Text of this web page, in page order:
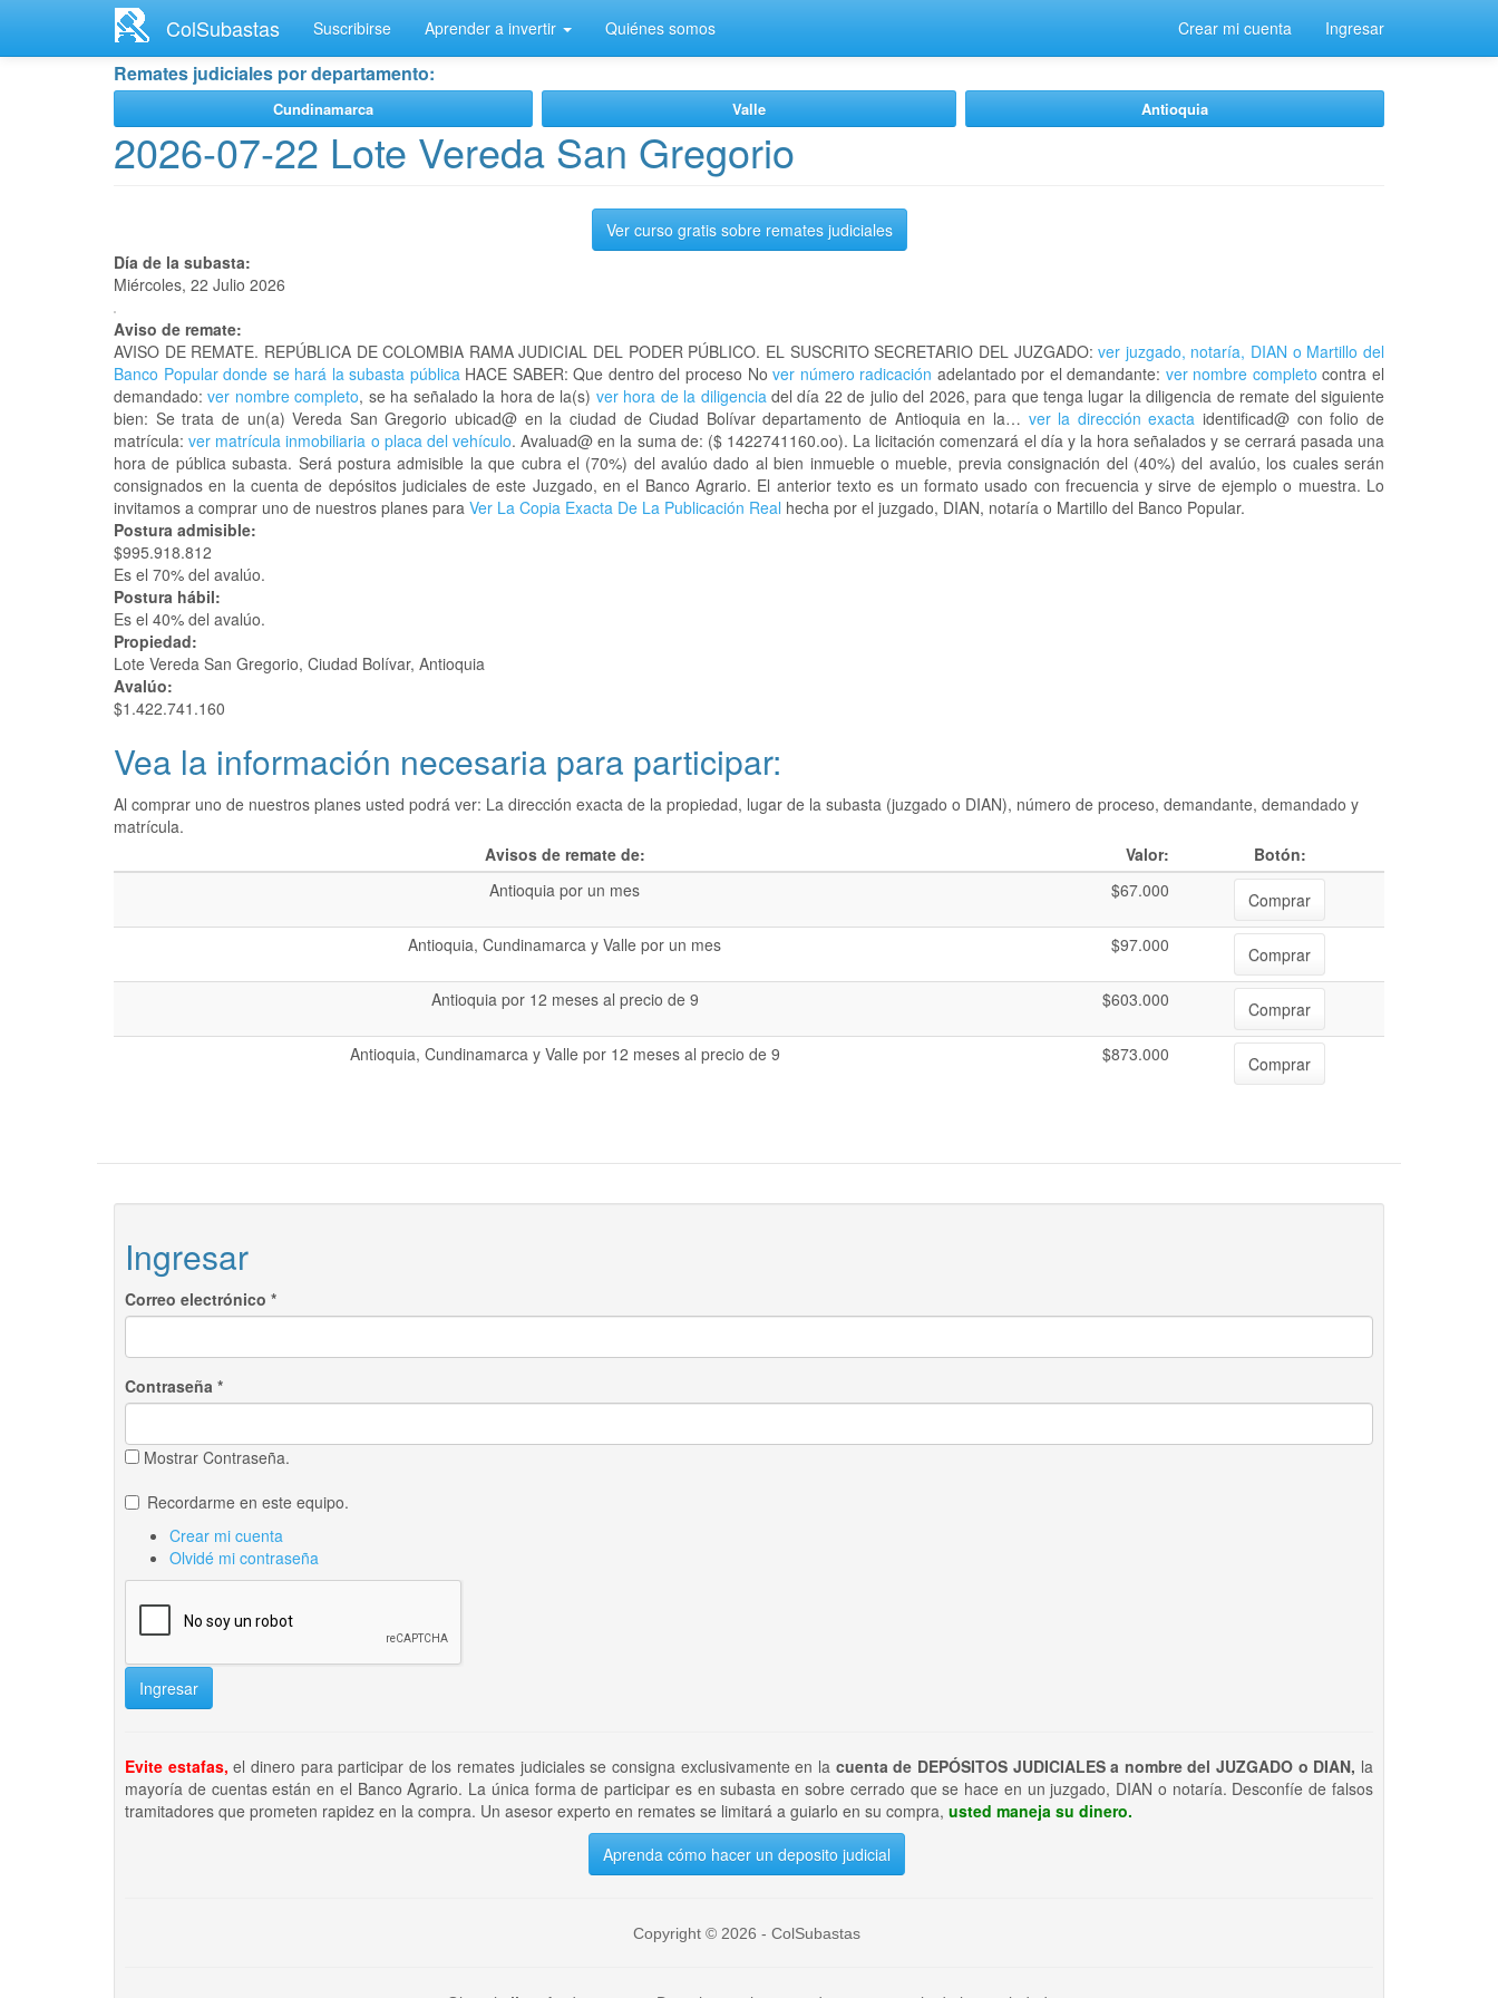
contenido
ColSubastas Suscribirse Aprender a invertir Quiénes somos Crear mi cuenta Ingresar
Remates judiciales por departamento:
Cundinamarca Valle Antioquia
2026-07-22 Lote Vereda San Gregorio
Ver curso gratis sobre remates judiciales
Día de la subasta:
Miércoles, 22 Julio 2026
Aviso de remate:
AVISO DE REMATE. REPÚBLICA DE COLOMBIA RAMA JUDICIAL DEL PODER PÚBLICO. EL SUSCRITO SECRETARIO DEL JUZGADO: ver juzgado, notaría, DIAN o Martillo del
Banco Popular donde se hará la subasta públicaHACE SABER: Que dentro del proceso Nover número radicación adelantado por el demandante: ver nombre completo contra el
demandado:ver nombre completo, se ha señalado la hora de la(s) ver hora de la diligenciadel día 22 de julio del 2026, para que tenga lugar la diligencia de remate del siguiente
bien: Se trata de un(a) Vereda San Gregorio ubicad@ en la ciudad de Ciudad Bolívar departamento de Antioquia en la… ver la dirección exacta identificad@ con folio de
matrícula:ver matrícula inmobiliaria o placa del vehículo. Avaluad@ en la suma de: ($ 1422741160.oo). La licitación comenzará el día y la hora señalados y se cerrará pasada una
hora de pública subasta. Será postura admisible la que cubra el (70%) del avalúo dado al bien inmueble o mueble, previa consignación del (40%) del avalúo, los cuales serán
consignados en la cuenta de depósitos judiciales de este Juzgado, en el Banco Agrario. El anterior texto es un formato usado con frecuencia y sirve de ejemplo o muestra. Lo
invitamos a comprar uno de nuestros planes para Ver La Copia Exacta De La Publicación Real hecha por el juzgado, DIAN, notaría o Martillo del Banco Popular.
Postura admisible:
$995.918.812
Es el 70% del avalúo.
Postura hábil:
Es el 40% del avalúo.
Propiedad:
Lote Vereda San Gregorio, Ciudad Bolívar, Antioquia
Avalúo:
$1.422.741.160
Vea la información necesaria para participar:
Al comprar uno de nuestros planes usted podrá ver: La dirección exacta de la propiedad, lugar de la subasta (juzgado o DIAN), número de proceso, demandante, demandado y
matrícula.
Avisos de remate de:
Valor:
Botón:
Antioquia por un mes
$67.000
Comprar
Antioquia, Cundinamarca y Valle por un mes
$97.000
Comprar
Antioquia por 12 meses al precio de 9
$603.000
Comprar
Antioquia, Cundinamarca y Valle por 12 meses al precio de 9
$873.000 Comprar
Ingresar
Correo electrónico *
Contraseña *
Mostrar Contraseña.
Recordarme en este equipo.
Crear mi cuenta
Olvidé mi contraseña
Ingresar
Evite estafas, el dinero para participar de los remates judiciales se consigna exclusivamente en lacuenta de DEPÓSITOS JUDICIALES a nombre del JUZGADO o DIAN, la
mayoría de cuentas están en el Banco Agrario. La única forma de participar es en subasta en sobre cerrado que se hace en un juzgado, DIAN o notaría. Desconfíe de falsos
tramitadores que prometen rapidez en la compra. Un asesor experto en remates se limitará a guiarlo en su compra, usted maneja su dinero.
Aprenda cómo hacer un deposito judicial
Copyright © 2026 - ColSubastas